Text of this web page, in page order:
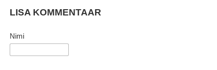
LISA KOMMENTAAR
Nimi